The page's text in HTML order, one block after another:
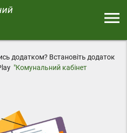
menu
додатком? Встановіть додаток
"Комунальний кабінет